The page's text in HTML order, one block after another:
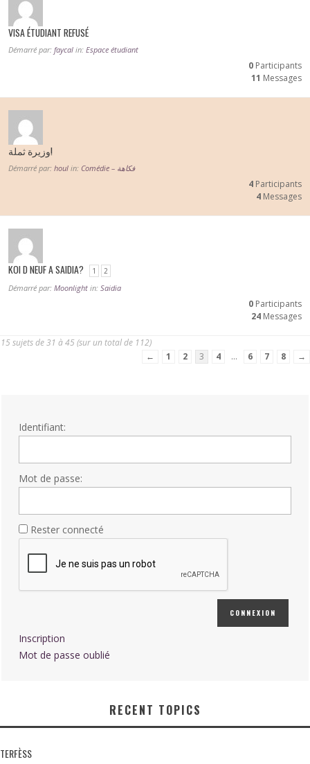
VISA ÉTUDIANT REFUSÉ
Démarré par: faycal in: Espace étudiant
0 Participants
11 Messages
وزيرة ثملة!
Démarré par: houl in: Comédie – فكاهة
4 Participants
4 Messages
KOI D NEUF A SAIDIA? 1 2
Démarré par: Moonlight in: Saidia
0 Participants
24 Messages
15 sujets de 31 à 45 (sur un total de 112)
←
1 2 3 4 … 6 7 8 →
Identifiant:
Mot de passe:
Rester connecté
CONNEXION
Inscription
Mot de passe oublié
RECENT TOPICS
TERFÈSS